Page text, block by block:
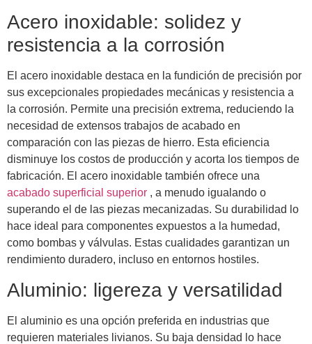
Acero inoxidable: solidez y
resistencia a la corrosión
El acero inoxidable destaca en la fundición de precisión por
sus excepcionales propiedades mecánicas y resistencia a
la corrosión. Permite una precisión extrema, reduciendo la
necesidad de extensos trabajos de acabado en
comparación con las piezas de hierro. Esta eficiencia
disminuye los costos de producción y acorta los tiempos de
fabricación. El acero inoxidable también ofrece una
acabado superficial superior , a menudo igualando o
superando el de las piezas mecanizadas. Su durabilidad lo
hace ideal para componentes expuestos a la humedad,
como bombas y válvulas. Estas cualidades garantizan un
rendimiento duradero, incluso en entornos hostiles.
Aluminio: ligereza y versatilidad
El aluminio es una opción preferida en industrias que
requieren materiales livianos. Su baja densidad lo hace